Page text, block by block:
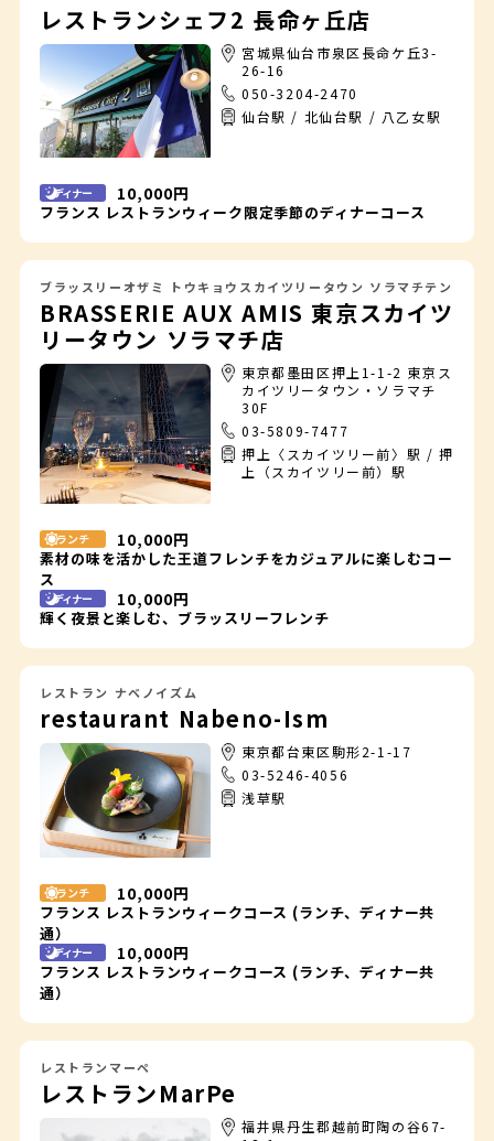
レストランシェフ2 長命ヶ丘店
宮城県仙台市泉区長命ケ丘3-
26-16
050-3204-2470
仙台駅 / 北仙台駅 / 八乙女駅
ディナー
フランス レストランウィーク限定季節のディナーコース
10,000円
BRASSERIE AUX AMIS 東京スカイツ
リータウン ソラマチ店
ブラッスリーオザミ トウキョウスカイツリータウン ソラマチテン
東京都墨田区押上1-1-2 東京ス
カイツリータウン・ソラマチ
30F
03-5809-7477
押上〈スカイツリー前〉駅 / 押
上（スカイツリー前）駅
ランチ
素材の味を活かした王道フレンチをカジュアルに楽しむコー
ス
10,000円
ディナー
輝く夜景と楽しむ、ブラッスリーフレンチ
10,000円
restaurant Nabeno-Ism
レストラン ナベノイズム
東京都台東区駒形2-1-17
03-5246-4056
浅草駅
ランチ
フランス レストランウィークコース (ランチ、ディナー共
通）
10,000円
ディナー
フランス レストランウィークコース (ランチ、ディナー共
通）
10,000円
レストランMarPe
レストランマーペ
福井県丹生郡越前町陶の谷67-